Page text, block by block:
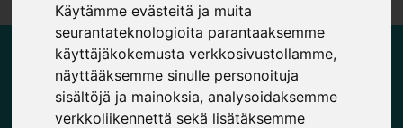
Käytämme evästeitä ja muita
seurantateknologioita parantaaksemme
käyttäjäkokemusta verkkosivustollamme,
näyttääksemme sinulle personoituja
sisältöjä ja mainoksia, analysoidaksemme
verkkoliikennettä sekä lisätäksemme
LED VALAISIMET JA TARVIKKEET